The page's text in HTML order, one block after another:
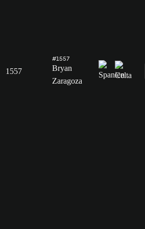
1557
#1557
Bryan
Zaragoza